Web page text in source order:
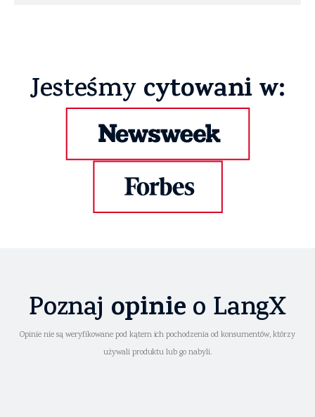
Jesteśmycytowani w:
Poznaj opinieo LangX
Opinie nie są weryfikowane pod kątem ich pochodzenia od konsumentów, którzy
używali produktu lub go nabyli.